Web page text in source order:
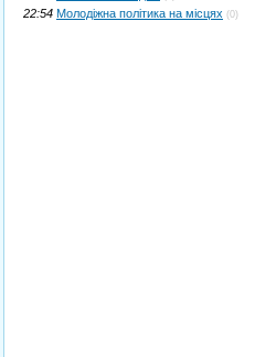
22:54 Молодіжна політика на місцях (0)